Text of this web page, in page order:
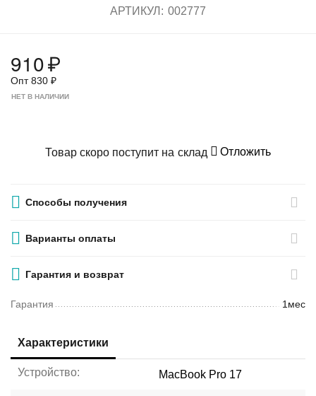
АРТИКУЛ: 002777
910₽
Опт830 ₽
НЕТ В НАЛИЧИИ
Товар скоро поступит на склад Отложить
Способы получения
Варианты оплаты
Гарантия и возврат
Гарантия 1мес
Характеристики
Устройство: MacBook Pro 17